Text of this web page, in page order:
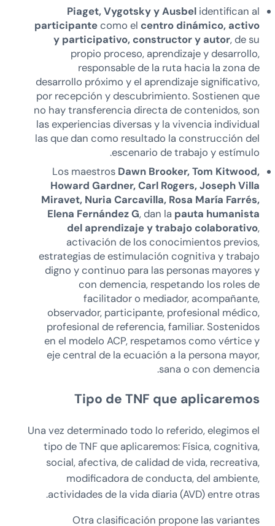
Piaget, Vygotsky y Ausbel identifican al
participantecomo el centro dinámico, activo
y participativo, constructor y autor, de su
propio proceso, aprendizaje y desarrollo,
responsable de la ruta hacia la zona de
desarrollo próximo y el aprendizaje significativo,
por recepción y descubrimiento. Sostienen que
no hay transferencia directa de contenidos, son
las experiencias diversas y la vivencia individual
las que dan como resultado la construcción del
escenario de trabajo y estímulo.
Los maestros Dawn Brooker, Tom Kitwood,
Howard Gardner, Carl Rogers, Joseph Villa
Miravet, Nuria Carcavilla, Rosa María Farrés,
Elena Fernández G, dan la pauta humanista
del aprendizajey trabajo colaborativo,
activación de los conocimientos previos,
estrategias de estimulación cognitiva y trabajo
digno y continuo para las personas mayores y
con demencia, respetando los roles de
facilitador o mediador, acompañante,
observador, participante, profesional médico,
profesional de referencia, familiar. Sostenidos
en el modelo ACP, respetamos como vértice y
eje central de la ecuación a la persona mayor,
sana o con demencia.
Tipo de TNF que aplicaremos
Una vez determinado todo lo referido, elegimos el
tipo de TNF que aplicaremos: Física, cognitiva,
social, afectiva, de calidad de vida, recreativa,
modificadora de conducta, del ambiente,
actividades de la vida diaria (AVD) entre otras.
Otra clasificación propone las variantes